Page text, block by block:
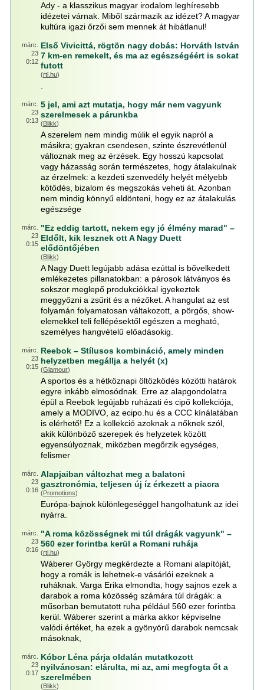
Ady - a klasszikus magyar irodalom leghíresebb
idézetei várnak. Miből származik az idézet? A magyar
kultúra igazi őrzői sem mennek át hibátlanul!
márc.
23
0:12
Első Vivicittá, rögtön nagy dobás: Horváth István
7 km-en remekelt, és ma az egészségéért is sokat
futott
(rtl.hu)
márc.
23
0:13
5 jel, ami azt mutatja, hogy már nem vagyunk
szerelmesek a párunkba
(Blikk)
A szerelem nem mindig múlik el egyik napról a
másikra; gyakran csendesen, szinte észrevétlenül
változnak meg az érzések. Egy hosszú kapcsolat
vagy házasság során természetes, hogy átalakulnak
az érzelmek: a kezdeti szenvedély helyét mélyebb
kötődés, bizalom és megszokás veheti át. Azonban
nem mindig könnyű eldönteni, hogy ez az átalakulás
egészsége
márc.
23
0:15
"Ez eddig tartott, nekem egy jó élmény marad" –
Eldőlt, kik lesznek ott A Nagy Duett
elődöntőjében
(Blikk)
A Nagy Duett legújabb adása ezúttal is bővelkedett
emlékezetes pillanatokban: a párosok látványos és
sokszor meglepő produkciókkal igyekeztek
meggyőzni a zsűrit és a nézőket. A hangulat az est
folyamán folyamatosan váltakozott, a pörgős, show-
elemekkel teli fellépésektől egészen a megható,
személyes hangvételű előadásokig.
márc.
23
0:15
Reebok – Stílusos kombináció, amely minden
helyzetben megállja a helyét (x)
(Glamour)
A sportos és a hétköznapi öltözködés közötti határok
egyre inkább elmosódnak. Erre az alapgondolatra
épül a Reebok legújabb ruházati és cipő kollekciója,
amely a MODIVO, az ecipo.hu és a CCC kínálatában
is elérhető! Ez a kollekció azoknak a nőknek szól,
akik különböző szerepek és helyzetek között
egyensúlyoznak, miközben megőrzik egységes,
felismer
márc.
23
0:16
Alapjaiban változhat meg a balatoni
gasztronómia, teljesen új íz érkezett a piacra
(Promotions)
Európa-bajnok különlegeséggel hangolhatunk az idei
nyárra.
márc.
23
0:16
"A roma közösségnek mi túl drágák vagyunk" –
560 ezer forintba kerül a Romani ruhája
(rtl.hu)
Wáberer György megkérdezte a Romani alapítóját,
hogy a romák is lehetnek-e vásárlói ezeknek a
ruháknak. Varga Erika elmondta, hogy sajnos ezek a
darabok a roma közösség számára túl drágák: a
műsorban bemutatott ruha például 560 ezer forintba
kerül. Wáberer szerint a márka akkor képviselne
valódi értéket, ha ezek a gyönyörű darabok nemcsak
másoknak,
márc.
23
0:17
Kóbor Léna párja oldalán mutatkozott
nyilvánosan: elárulta, mi az, ami megfogta őt a
szerelmében
(Blikk)